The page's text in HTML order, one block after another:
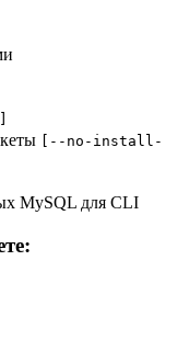
[--no-install-